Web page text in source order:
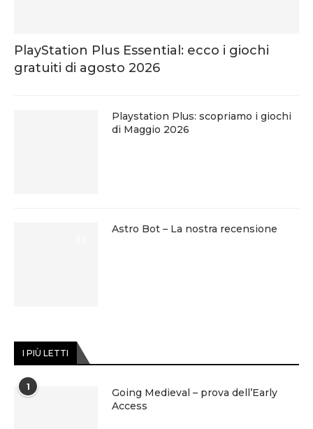
PlayStation Plus Essential: ecco i giochi
gratuiti di agosto 2026
Playstation Plus: scopriamo i giochi
di Maggio 2026
Astro Bot – La nostra recensione
I PIÙ LETTI
1
Going Medieval – prova dell’Early
Access